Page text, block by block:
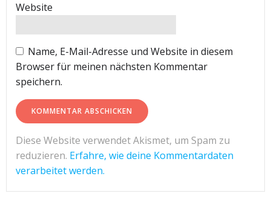
Website
Name, E-Mail-Adresse und Website in diesem
Browser für meinen nächsten Kommentar
speichern.
Diese Website verwendet Akismet, um Spam zu
reduzieren. Erfahre, wie deine Kommentardaten
verarbeitet werden.